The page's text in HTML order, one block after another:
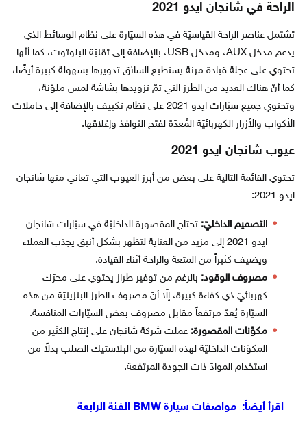
الراحة في شانجان ايدو 2021
تشتمل عناصر الراحة القياسيّة في هذه السيّارة على نظام الوسائط الذي
يدعم مدخل AUX، ومدخل USB، بالإضافة إلى تقنيّة البلوتوث، كما أنّها
تحتوي على عجلة قيادة مرنة يستطيع السائق تدويرها بسهولة كبيرة أيضًا،
كما أنّ هناك العديد من الطرز التي تمّ تزويدها بشاشة لمس ملوّنة،
وتحتوي جميع سيّارات ايدو 2021 على نظام تكييف بالإضافة إلى حاملات
الأكواب والأزرار الكهربائيّة المُعدّة لفتح النوافذ وإغلاقها.
عيوب شانجان ايدو 2021
تحتوي القائمة التالية على بعض من أبرز العيوب التي تعاني منها شانجان
ايدو 2021:
التصميم الداخليّ: تحتاج المقصورة الداخليّة في سيّارات شانجان
ايدو 2021 إلى مزيد من العناية لتظهر بشكل أنيق يجذب العملاء
ويضيف كثيراً من المتعة والراحة أثناء القيادة.
مصروف الوقود: بالرغم من توفير طراز يحتوي على محرّك
كهربائيّ ذي كفاءة كبيرة، إلّا أنّ مصروف الطرز البنزينيّة من هذه
السيّارة يُعدّ مرتفعاً مقابل مصروف بعض السيّارات المنافسة.
مكوّنات المقصورة: عملت شركة شانجان على إنتاج الكثير من
المكوّنات الداخليّة لهذه السيّارة من البلاستيك الصلب بدلاً من
استخدام الموادّ ذات الجودة المرتفعة.
اقرأ أيضاً: مواصفات سيارة BMW الفئة الرابعة